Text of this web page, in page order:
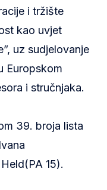
i tržište
kao uvjet
uz sudjelovanje
Europskom
i stručnjaka.
39. broja lista
15).